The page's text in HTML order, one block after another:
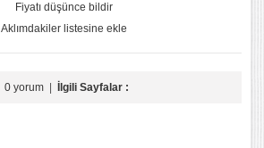
Fiyatı düşünce bildir
Aklımdakiler listesine ekle
0 yorum| İlgili Sayfalar :